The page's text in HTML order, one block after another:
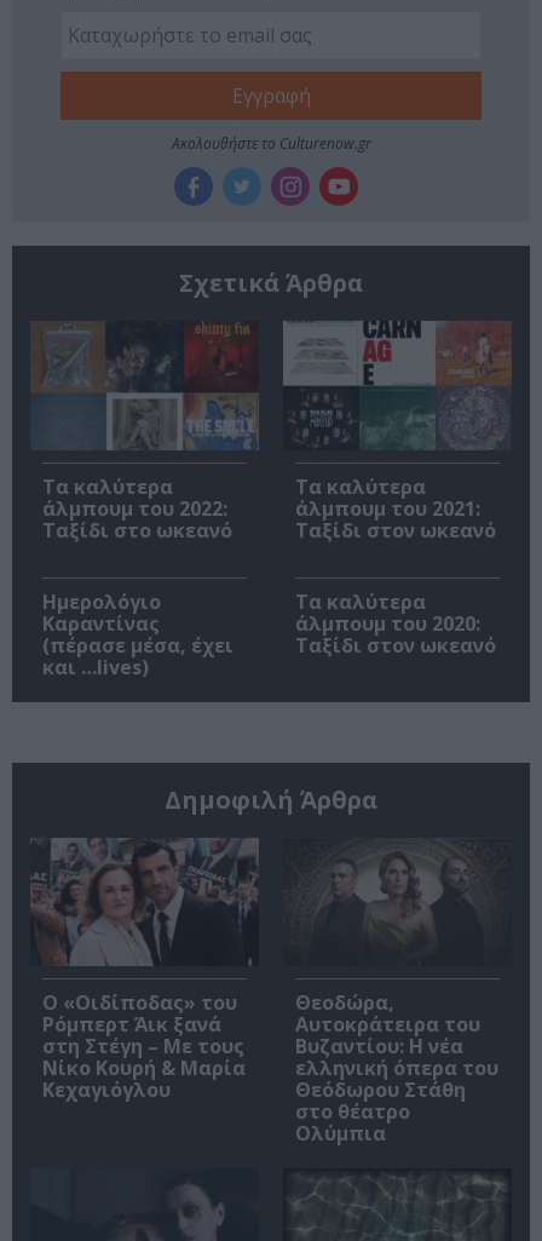
Ακολουθήστε το Culturenow.gr
Σχετικά Άρθρα
Τα καλύτερα
άλμπουμ του 2022:
Ταξίδι στο ωκεανό
Τα καλύτερα
άλμπουμ του 2021:
Ταξίδι στον ωκεανό
Ημερολόγιο
Καραντίνας
(πέρασε μέσα, έχει
και …lives)
Τα καλύτερα
άλμπουμ του 2020:
Ταξίδι στον ωκεανό
Δημοφιλή Άρθρα
O «Οιδίποδας» του
Ρόμπερτ Άικ ξανά
στη Στέγη – Με τους
Νίκο Κουρή & Μαρία
Κεχαγιόγλου
Θεοδώρα,
Αυτοκράτειρα του
Βυζαντίου: Η νέα
ελληνική όπερα του
Θεόδωρου Στάθη
στο θέατρο
Ολύμπια